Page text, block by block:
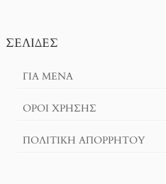
ΣΕΛΊΔΕΣ
ΓΙΑ ΜΕΝΑ
ΌΡΟΙ ΧΡΗΣΗΣ
ΠΟΛΙΤΙΚΉ ΑΠΟΡΡΉΤΟΥ